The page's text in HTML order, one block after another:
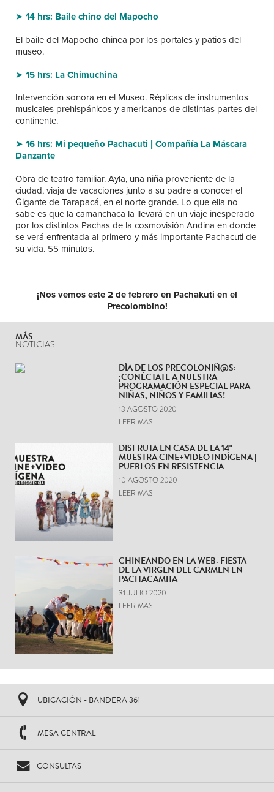
➤ 14 hrs: Baile chino del Mapocho
El baile del Mapocho chinea por los portales y patios del
museo.
➤ 15 hrs: La Chimuchina
Intervención sonora en el Museo. Réplicas de instrumentos
musicales prehispánicos y americanos de distintas partes del
continente.
➤ 16 hrs: Mi pequeño Pachacuti | Compañía La Máscara
Danzante
Obra de teatro familiar. Ayla, una niña proveniente de la
ciudad, viaja de vacaciones junto a su padre a conocer el
Gigante de Tarapacá, en el norte grande. Lo que ella no
sabe es que la camanchaca la llevará en un viaje inesperado
por los distintos Pachas de la cosmovisión Andina en donde
se verá enfrentada al primero y más importante Pachacuti de
su vida. 55 minutos.
¡Nos vemos este 2 de febrero en Pachakuti en el
Precolombino!
MÁS
NOTICIAS
DÍA DE LOS PRECOLONIÑ@S:
¡CONÉCTATE A NUESTRA
PROGRAMACIÓN ESPECIAL PARA
NIÑAS, NIÑOS Y FAMILIAS!
13 AGOSTO 2020
LEER MÁS
DISFRUTA EN CASA DE LA 14°
MUESTRA CINE+VIDEO INDÍGENA |
PUEBLOS EN RESISTENCIA
10 AGOSTO 2020
LEER MÁS
CHINEANDO EN LA WEB: FIESTA
DE LA VIRGEN DEL CARMEN EN
PACHACAMITA
31 JULIO 2020
LEER MÁS
UBICACIÓN - BANDERA 361
MESA CENTRAL
CONSULTAS